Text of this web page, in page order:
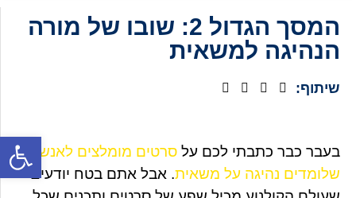
המסך הגדול 2: שובו של מורה
הנהיגה למשאית
שיתוף:
בעבר כבר כתבתי לכם על סרטים מומלצים לאנשים
שלומדים נהיגה על משאית. אבל אתם בטח יודעים
פתח סרגל נגישות